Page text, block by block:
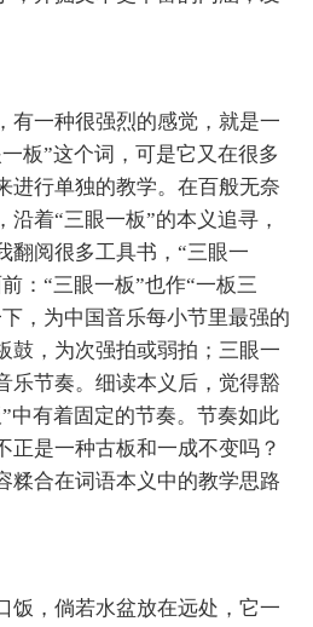
有一种很强烈的感觉，就是一
板”这个词，可是它又在很多
进行单独的教学。在百般无奈
着“三眼一板”的本义追寻，
翻阅很多工具书，“三眼一
：“三眼一板”也作“一板三
，为中国音乐每小节里最强的
鼓，为次强拍或弱拍；三眼一
乐节奏。细读本义后，觉得豁
中有着固定的节奏。节奏如此
正是一种古板和一成不变吗？
糅合在词语本义中的教学思路
饭，倘若水盆放在远处，它一